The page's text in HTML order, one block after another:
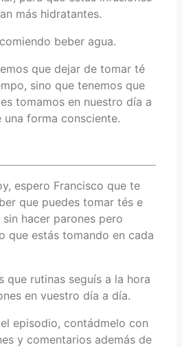
más hidratantes.
beber agua.
que dejar de tomar té
sino que tenemos que
tomamos en nuestro día a
forma consciente.
espero Francisco que te
que puedes tomar tés e
hacer parones pero
que estás tomando en cada
que rutinas seguís a la hora
en vuestro día a día.
episodio, contádmelo con
y comentarios además de